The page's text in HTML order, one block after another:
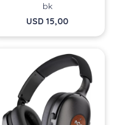
bk
USD 15,00